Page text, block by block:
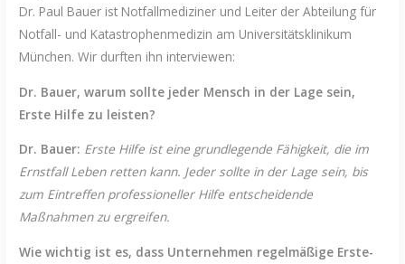
Dr. Paul Bauer ist Notfallmediziner und Leiter der Abteilung für
Notfall- und Katastrophenmedizin am Universitätsklinikum
München. Wir durften ihn interviewen:
Dr. Bauer, warum sollte jeder Mensch in der Lage sein,
Erste Hilfe zu leisten?
Dr. Bauer: Erste Hilfe ist eine grundlegende Fähigkeit, die im
Ernstfall Leben retten kann. Jeder sollte in der Lage sein, bis
zum Eintreffen professioneller Hilfe entscheidende
Maßnahmen zu ergreifen.
Wie wichtig ist es, dass Unternehmen regelmäßige Erste-